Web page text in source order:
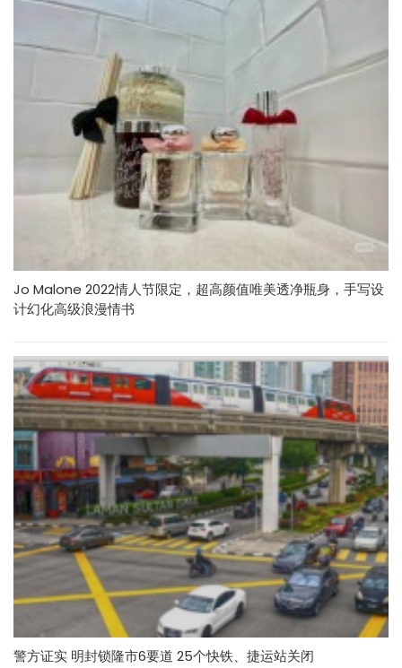
Jo Malone 2022情人节限定，超高颜值唯美透净瓶身，手写设
计幻化高级浪漫情书
警方证实 明封锁隆市6要道 25个快铁、捷运站关闭